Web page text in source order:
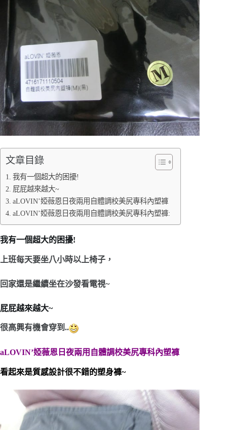
文章目錄
我有一個超大的困擾!
屁屁越來越大~
aLOVIN’婭薇恩日夜兩用自體調校美尻專科內塑褲
aLOVIN’婭薇恩日夜兩用自體調校美尻專科內塑褲:
我有一個超大的困擾!
上班每天要坐八小時以上椅子，
回家還是繼續坐在沙發看電視~
屁屁越來越大~
很高興有機會穿到..
aLOVIN’婭薇恩日夜兩用自體調校美尻專科內塑褲
看起來是質感設計很不錯的塑身褲~